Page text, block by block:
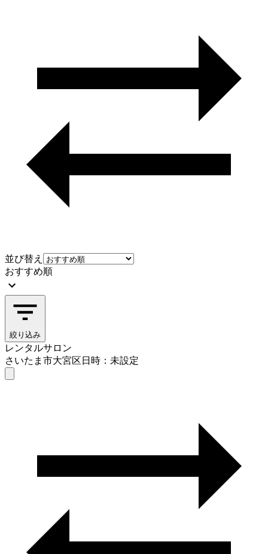
並び替え
おすすめ順
絞り込み
レンタルサロン
さいたま市大宮区日時：未設定